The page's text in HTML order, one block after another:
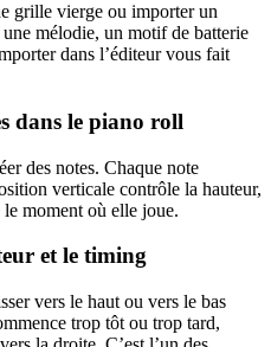
grille vierge ou importer un
mélodie, un motif de batterie
dans l’éditeur vous fait
dans le piano roll
des notes. Chaque note
verticale contrôle la hauteur,
moment où elle joue.
et le timing
vers le haut ou vers le bas
trop tôt ou trop tard,